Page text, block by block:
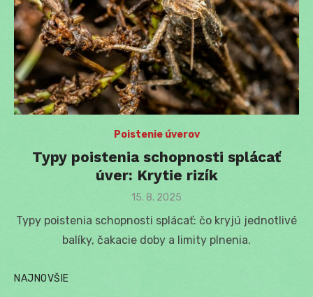
Poistenie úverov
Typy poistenia schopnosti splácať
úver: Krytie rizík
Posted
15. 8. 2025
Typy poistenia schopnosti splácať: čo kryjú jednotlivé
balíky, čakacie doby a limity plnenia.
NAJNOVŠIE